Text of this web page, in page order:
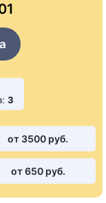
3
от 3500 pуб.
от 650 pуб.